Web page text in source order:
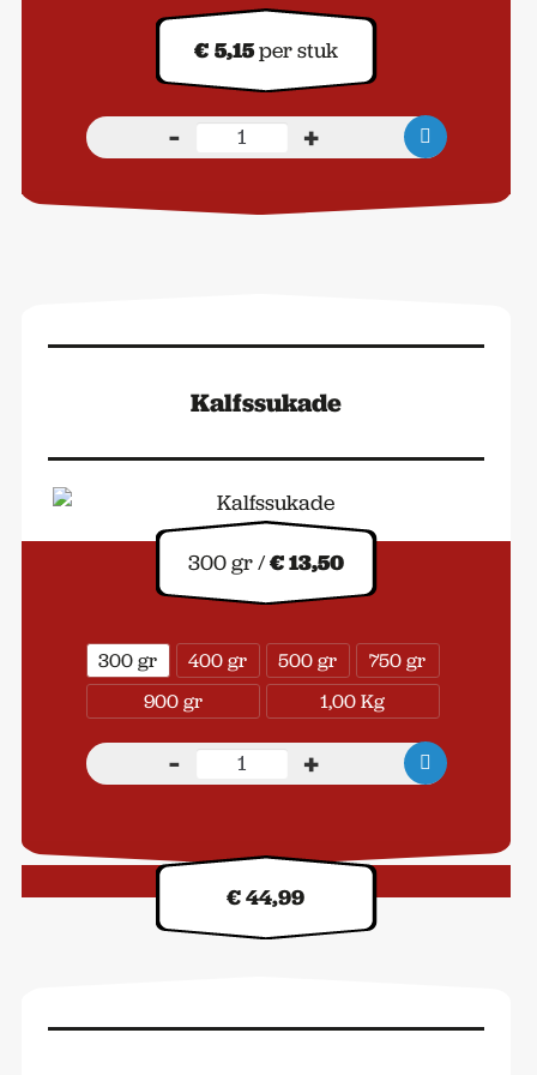
€ 5,15per stuk
-
Boerenkalfsworst
+
Kalfssukade
300 gr 400 gr 500 gr
750 gr
900 gr
1,00 Kg
300 gr /€ 13,50
-
Kalfssukade
aantal
+
€ 44,99